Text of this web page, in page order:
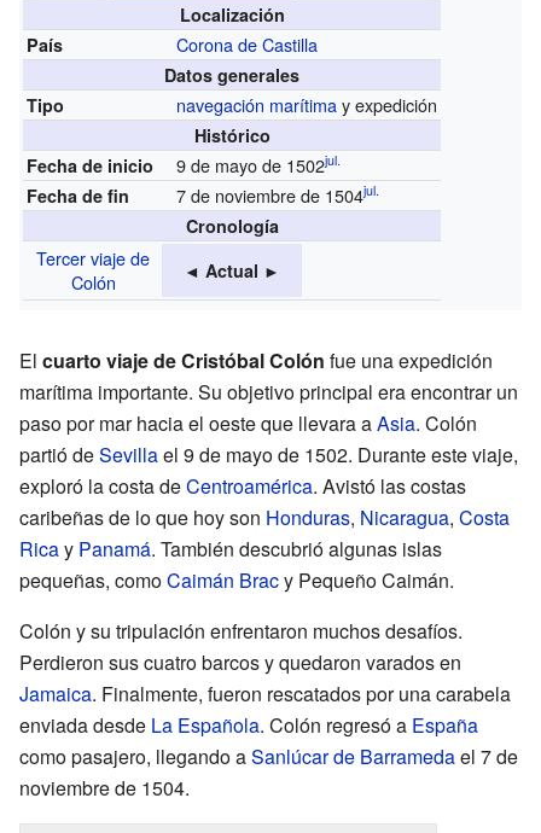
Localización
País
Corona de Castilla
Datos generales
Tipo
navegación marítimay expedición
Histórico
Fecha de inicio
9 de mayo de 1502jul.
Fecha de fin 7 de noviembre de 1504jul.
Cronología
Tercer viaje de
Colón
◄ Actual ►
El cuarto viaje de Cristóbal Colón fue una expedición
marítima importante. Su objetivo principal era encontrar un
paso por mar hacia el oeste que llevara aAsia. Colón
partió deSevillael 9 de mayo de 1502. Durante este viaje,
exploró la costa deCentroamérica. Avistó las costas
caribeñas de lo que hoy son Honduras, Nicaragua, Costa
Ricay Panamá. También descubrió algunas islas
pequeñas, comoCaimán Bracy Pequeño Caimán.
Colón y su tripulación enfrentaron muchos desafíos.
Perdieron sus cuatro barcos y quedaron varados en
Jamaica. Finalmente, fueron rescatados por una carabela
enviada desde La Española. Colón regresó a España
como pasajero, llegando aSanlúcar de Barramedael 7 de
noviembre de 1504.